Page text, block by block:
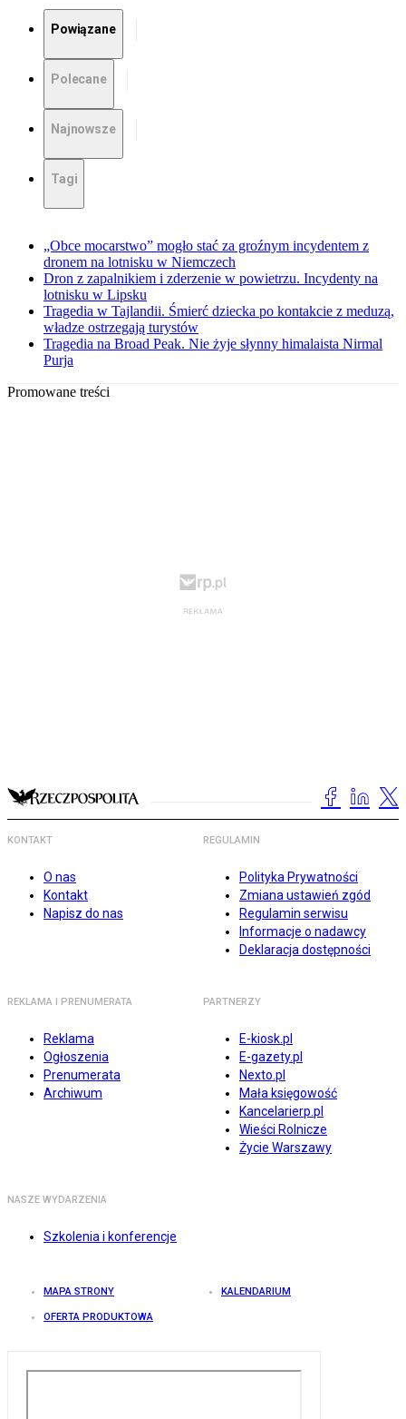
Powiązane
Polecane
Najnowsze
Tagi
„Obce mocarstwo” mogło stać za groźnym incydentem z
dronem na lotnisku w Niemczech
Dron z zapalnikiem i zderzenie w powietrzu. Incydenty na
lotnisku w Lipsku
Tragedia w Tajlandii. Śmierć dziecka po kontakcie z meduzą,
władze ostrzegają turystów
Tragedia na Broad Peak. Nie żyje słynny himalaista Nirmal
Purja
Promowane treści
KONTAKT
O nas
Kontakt
Napisz do nas
REGULAMIN
Polityka Prywatności
Zmiana ustawień zgód
Regulamin serwisu
Informacje o nadawcy
Deklaracja dostępności
REKLAMA I PRENUMERATA
Reklama
Ogłoszenia
Prenumerata
Archiwum
PARTNERZY
E-kiosk.pl
E-gazety.pl
Nexto.pl
Mała księgowość
Kancelarierp.pl
Wieści Rolnicze
Życie Warszawy
NASZE WYDARZENIA
Szkolenia i konferencje
MAPA STRONY KALENDARIUM
OFERTA PRODUKTOWA